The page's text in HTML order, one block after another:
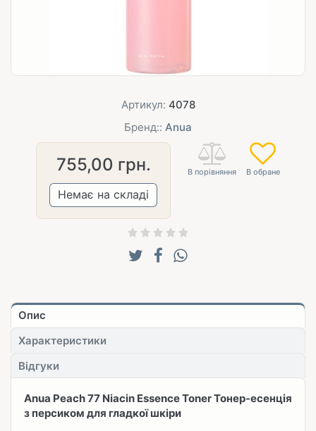
Артикул: 4078
Бренд:: Anua
755,00 грн.
Немає на складі
Опис
Характеристики
Відгуки
Anua Peach 77 Niacin Essence Toner Тонер-есенція
з персиком для гладкої шкіри